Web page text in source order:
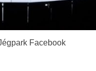
Facebook